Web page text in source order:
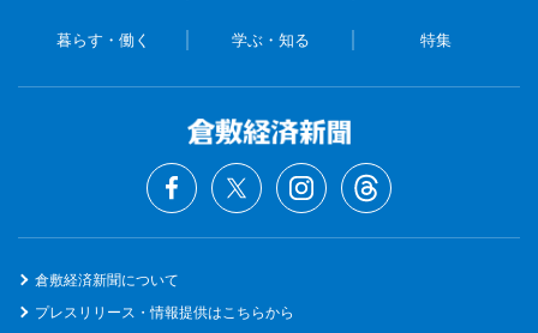
暮らす・働く 学ぶ・知る 特集
倉敷経済新聞について
プレスリリース・情報提供はこちらから